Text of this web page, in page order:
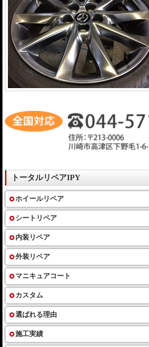
トータルリペアIPY
ホイールリペア
シートリペア
内装リペア
外装リペア
マニキュアコート
カスタム
選ばれる理由
施工実績